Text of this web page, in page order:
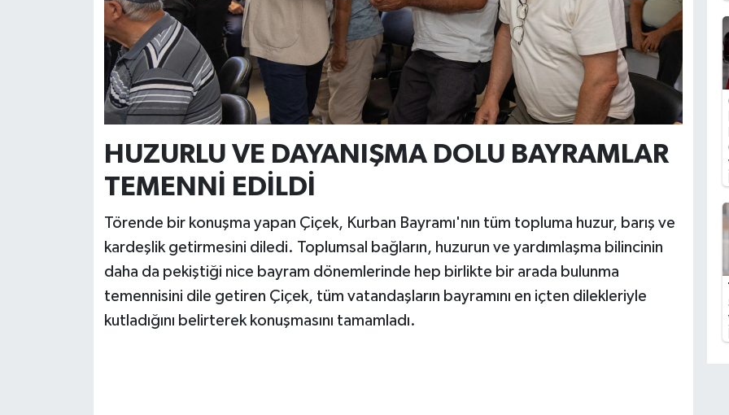
HUZURLU VE DAYANIŞMA DOLU BAYRAMLAR
TEMENNİ EDİLDİ
Törende bir konuşma yapan Çiçek, Kurban Bayramı'nın tüm topluma huzur, barış ve
kardeşlik getirmesini diledi. Toplumsal bağların, huzurun ve yardımlaşma bilincinin
daha da pekiştiği nice bayram dönemlerinde hep birlikte bir arada bulunma
temennisini dile getiren Çiçek, tüm vatandaşların bayramını en içten dilekleriyle
kutladığını belirterek konuşmasını tamamladı.